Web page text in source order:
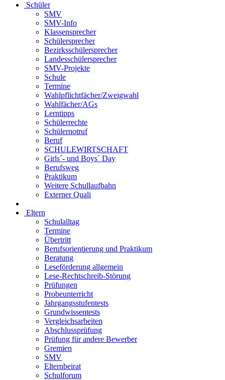
Schüler
SMV
SMV-Info
Klassensprecher
Schülersprecher
Bezirksschülersprecher
Landesschülersprecher
SMV-Projekte
Schule
Termine
Wahlpflichtfächer/Zweigwahl
Wahlfächer/AGs
Lerntipps
Schülerrechte
Schülernotruf
Beruf
SCHULEWIRTSCHAFT
Girls´- und Boys´ Day
Berufsweg
Praktikum
Weitere Schullaufbahn
Externer Quali
Eltern
Schulalltag
Termine
Übertritt
Berufsorientierung und Praktikum
Beratung
Leseförderung allgemein
Lese-Rechtschreib-Störung
Prüfungen
Probeunterricht
Jahrgangsstufentests
Grundwissentests
Vergleichsarbeiten
Abschlussprüfung
Prüfung für andere Bewerber
Gremien
SMV
Elternbeirat
Schulforum